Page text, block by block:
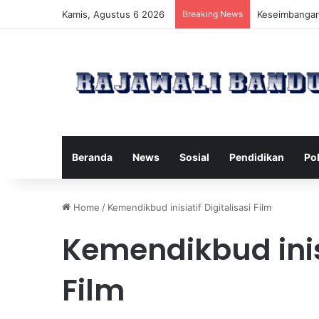
Kamis, Agustus 6 2026 Breaking News Manfaat
Beranda News Sosial Pendidikan
Home / Kemendikbud inisiatif Digitalisasi Film
Kemendikbud
Film